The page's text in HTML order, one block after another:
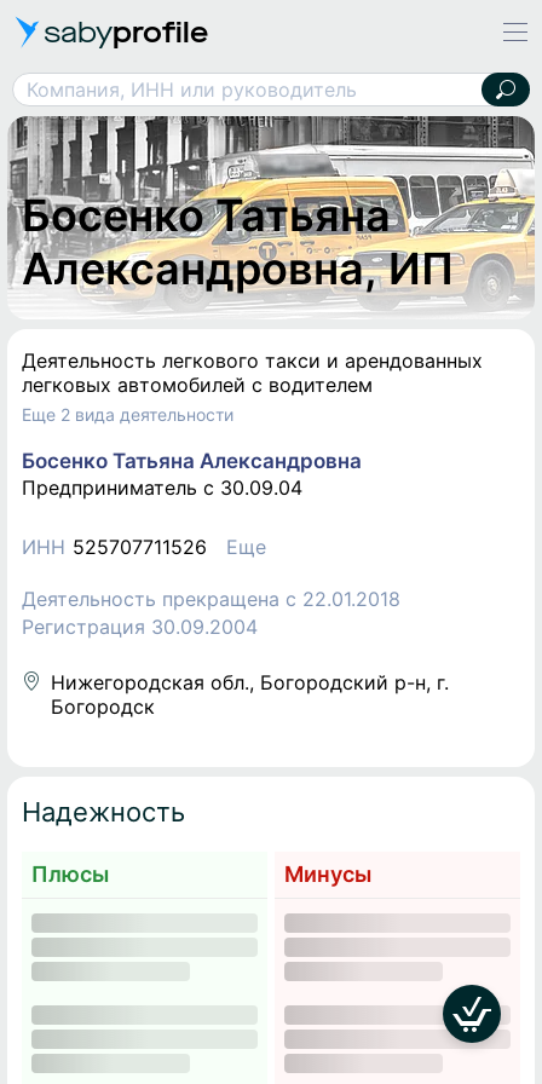
sabyprofile
Компания, ИНН или руководитель
Босенко Татьяна Александровна, ИП
Босенко Татьяна
Александровна, ИП
Деятельность легкового такси и арендованных
легковых автомобилей с водителем
Еще 2 вида деятельности
Босенко Татьяна Александровна
Предприниматель c 30.09.04
ИНН 525707711526 Еще
Деятельность прекращена c 22.01.2018
Регистрация 30.09.2004
Нижегородская обл., Богородский р-н, г.
Богородск
Надежность
Плюсы Минусы